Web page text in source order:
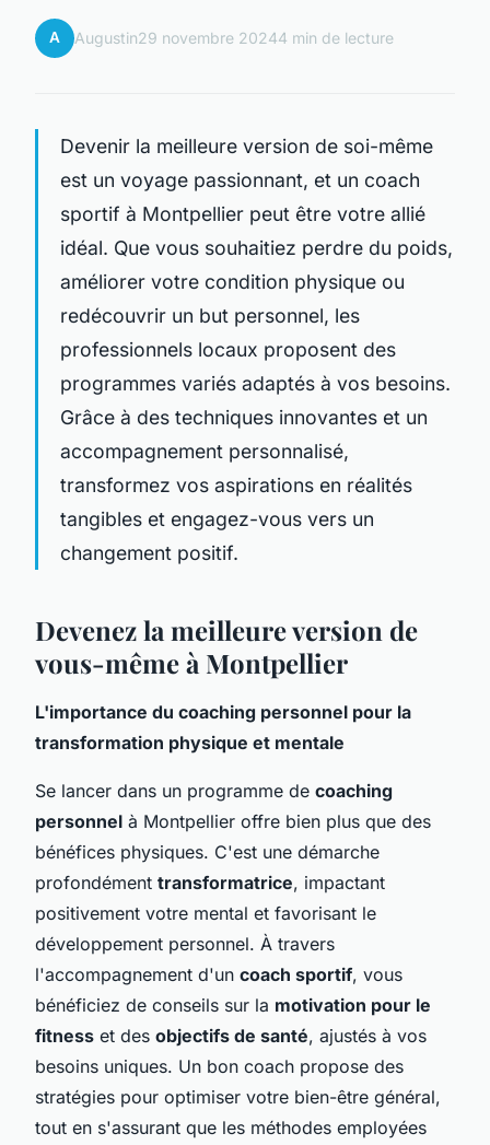
A Augustin29 novembre 20244 min de lecture
Devenir la meilleure version de soi-même
est un voyage passionnant, et un coach
sportif à Montpellier peut être votre allié
idéal. Que vous souhaitiez perdre du poids,
améliorer votre condition physique ou
redécouvrir un but personnel, les
professionnels locaux proposent des
programmes variés adaptés à vos besoins.
Grâce à des techniques innovantes et un
accompagnement personnalisé,
transformez vos aspirations en réalités
tangibles et engagez-vous vers un
changement positif.
Devenez la meilleure version de
vous-même à Montpellier
L'importance du coaching personnel pour la
transformation physique et mentale
Se lancer dans un programme de coaching
personnel à Montpellier offre bien plus que des
bénéfices physiques. C'est une démarche
profondément transformatrice, impactant
positivement votre mental et favorisant le
développement personnel. À travers
l'accompagnement d'un coach sportif, vous
bénéficiez de conseils sur la motivation pour le
fitness et des objectifs de santé, ajustés à vos
besoins uniques. Un bon coach propose des
stratégies pour optimiser votre bien-être général,
tout en s'assurant que les méthodes employées